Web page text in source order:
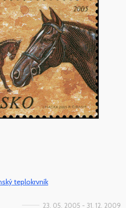
teplokrvník
23. 05. 2005 - 31. 12. 2009